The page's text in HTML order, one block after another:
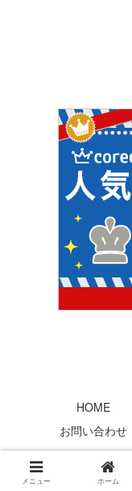
HOME
お問い合わせ
メニュー ホーム